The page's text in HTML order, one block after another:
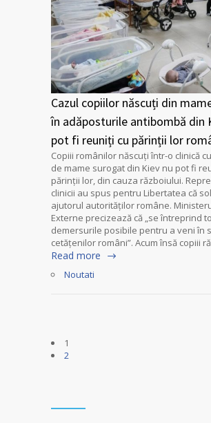
Cazul copiilor născuți din
în adăposturile antibombă din
pot fi reuniți cu părinții lor
Copiii românilor născuți într-o clinică
de mame surogat din Kiev nu pot fi
părinții lor, din cauza războiului.
clinicii au spus pentru Libertatea că
ajutorul autorităților române.
Externe precizează că „se întreprind
demersurile posibile pentru a veni în
cetățenilor români”. Acum însă copiii
Read more
Noutati
1
2